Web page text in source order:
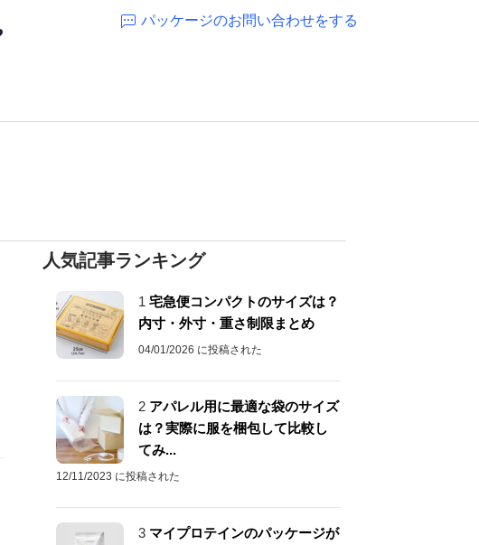
パッケージのお問い合わせをする
人気記事ランキング
1 宅急便コンパクトのサイズは？
内寸・外寸・重さ制限まとめ
04/01/2026 に投稿された
2 アパレル用に最適な袋のサイズ
は？実際に服を梱包して比較し
てみ...
12/11/2023 に投稿された
3 マイプロテインのパッケージが